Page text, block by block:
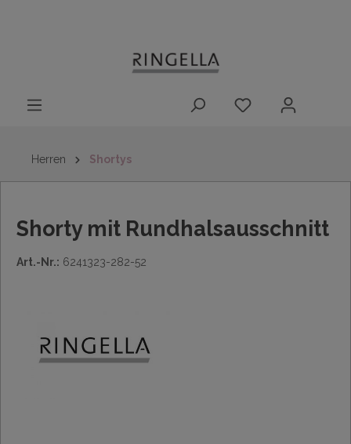
Herren Shortys
Shorty mit Rundhalsausschnitt
Art.-Nr.: 6241323-282-52